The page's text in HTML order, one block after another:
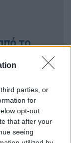
parties, or
for
opt-out
that after your
seeing
το
– πίσω
τις